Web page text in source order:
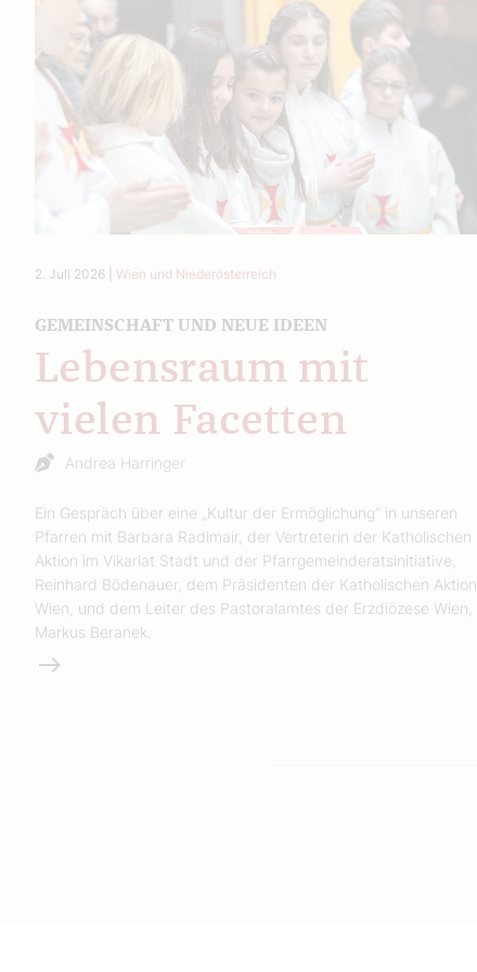
2. Juli 2026 Wien und Niederösterreich
GEMEINSCHAFT UND NEUE IDEEN
Lebensraum mit
vielen Facetten
Andrea Harringer
Ein Gespräch über eine „Kultur der Ermöglichung“ in unseren
Pfarren mit Barbara Radlmair, der Vertreterin der Katholischen
Aktion im Vikariat Stadt und der Pfarrgemeinderatsinitiative,
Reinhard Bödenauer, dem Präsidenten der Katholischen Aktion
Wien, und dem Leiter des Pastoralamtes der Erzdiözese Wien,
Markus Beranek.
Weiterlesen